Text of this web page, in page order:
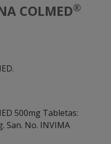
COLMED®
500mg Tabletas:
San. No. INVIMA